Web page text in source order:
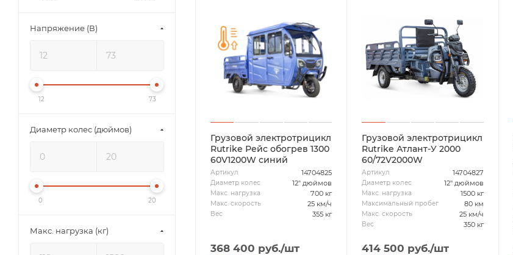
Грузовой электротрицикл
Rutrike Рейс обогрев 1300
60V1200W синий
Артикул 14704825
Диаметр колес 12" дюймов
Макс. нагрузка 700 кг
Макс. скорость 25 км/ч
Вес 355 кг
368 400 руб./шт
Грузовой электротрицикл
Rutrike Атлант-У 2000
60/72V2000W
Артикул 14704827
Диаметр колес 12" дюймов
Макс. нагрузка 1500 кг
Максимальный пробег 80 км
Макс. скорость 25 км/ч
Вес 350 кг
414 500 руб./шт
Напряжение (В)
12 73
Диаметр колес (дюймов)
0 20
Макс. нагрузка (кг)